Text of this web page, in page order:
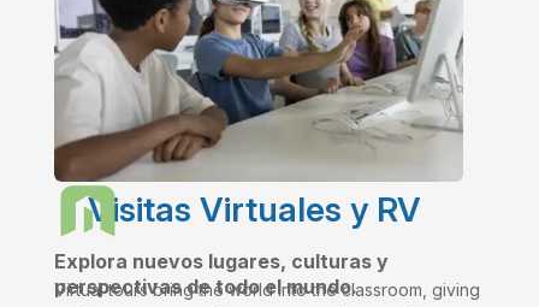
Visitas Virtuales y RV
Explora nuevos lugares, culturas y
perspectivas de todo el mundo.
Virtual tours bring the world into the classroom, giving